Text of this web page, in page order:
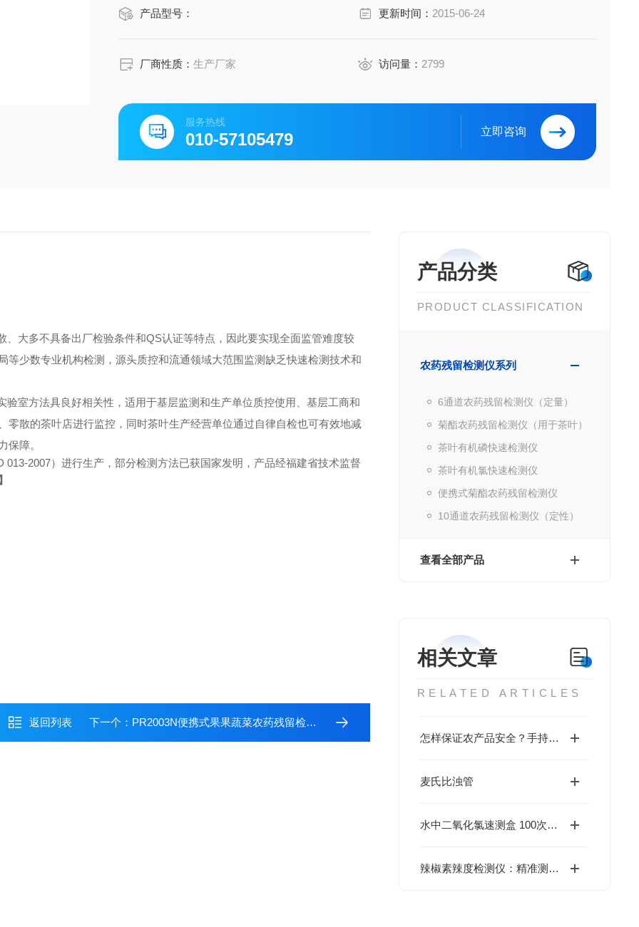
产品型号： 更新时间： 2015-06-24
厂商性质：生产厂家 访问量： 2799
服务热线
010-57105479 立即咨询
产品分类
PRODUCT CLASSIFICATION
农药残留检测仪系列
6通道农药残留检测仪（定量）
菊酯农药残留检测仪（用于茶叶）
茶叶有机磷快速检测仪
茶叶有机氯快速检测仪
便携式菊酯农药残留检测仪
10通道农药残留检测仪（定性）
查看全部产品
相关文章
RELATED ARTICLES
怎样保证农产品安全？手持式农药残留检测仪又有那些检测方法呢？
麦氏比浊管
水中二氧化氯速测盒 100次检测用量
辣椒素辣度检测仪：精准测辣，告别主观品尝误差
大多不具备出厂检验条件和QS认证等特点，因此要实现全面监管难度较
少数专业机构检测，源头质控和流通领域大范围监测缺乏快速检测技术和
室方法具良好相关性，适用于基层监测和生产单位质控使用、基层工商和
散的茶叶店进行监控，同时茶叶生产经营单位通过自律自检也可有效地减
保障。
2007）进行生产，部分检测方法已获国家发明，产品经福建省技术监督
返回列表 下一个： PR2003N便携式果果蔬菜农药残留检测仪